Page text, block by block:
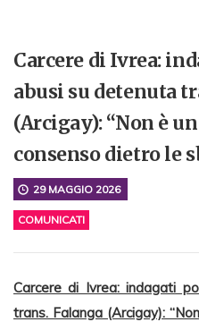
Carcere di Ivrea:
abusi su detenuta
(Arcigay): “Non è
consenso dietro le
29 MAGGIO 2026
COMUNICATI
Carcere di Ivrea: indagati
trans. Falanga (Arcigay):